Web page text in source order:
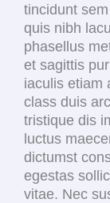
tincidunt
quis nibh
phasellus
et sagittis
iaculis etiam
class duis
tristique dis
luctus
dictumst
egestas
vitae. Nec